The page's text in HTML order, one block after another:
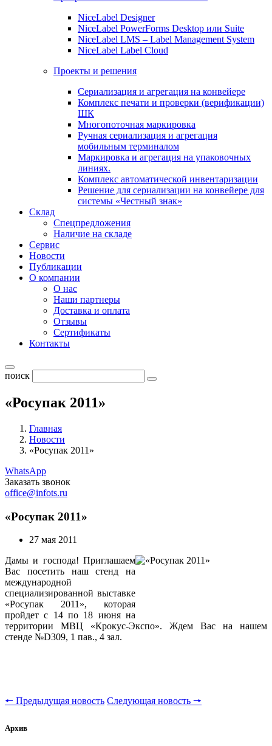
NiceLabel Designer
NiceLabel PowerForms Desktop или Suite
NiceLabel LMS – Label Management System
NiceLabel Label Cloud
Проекты и решения
Сериализация и агрегация на конвейере
Комплекс печати и проверки (верификации)
ШК
Многопоточная маркировка
Ручная сериализация и агрегация
мобильным терминалом
Маркировка и агрегация на упаковочных
линиях.
Комплекс автоматической инвентаризации
Решение для сериализации на конвейере для
системы «Честный знак»
Склад
Спецпредложения
Наличие на складе
Сервис
Новости
Публикации
О компании
О нас
Наши партнеры
Доставка и оплата
Отзывы
Сертификаты
Контакты
поиск
«Росупак 2011»
Главная
Новости
«Росупак 2011»
WhatsApp
Заказать звонок
office@infots.ru
«Росупак 2011»
27 мая 2011
Дамы и господа! Приглашаем
Вас посетить наш стенд на
международной
специализированной выставке
«Росупак 2011», которая
пройдет с 14 по 18 июня на
территории МВЦ «Крокус-Экспо». Ждем Вас на нашем
стенде №D309, 1 пав., 4 зал.
🠔 Предыдущая новость Следующая новость 🠖
Архив